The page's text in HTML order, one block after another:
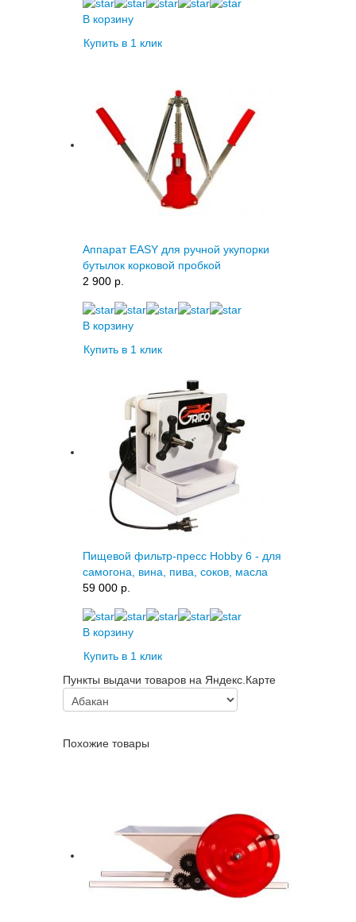
В корзину
Купить в 1 клик
Аппарат EASY для ручной укупорки
бутылок корковой пробкой
2 900 p.
В корзину
Купить в 1 клик
Пищевой фильтр-пресс Hobby 6 - для
самогона, вина, пива, соков, масла
59 000 p.
В корзину
Купить в 1 клик
Пункты выдачи товаров на Яндекс.Карте
Похожие товары